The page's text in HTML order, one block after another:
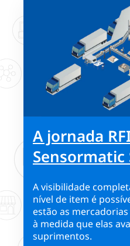
A jornada
A visibilidade
nível de item é
estão as
à medida que elas
suprimentos.